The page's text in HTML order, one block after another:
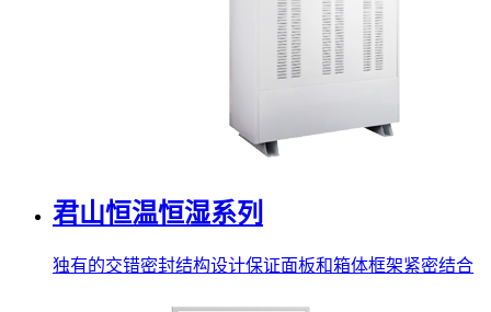
君山恒温恒湿系列
独有的交错密封结构设计保证面板和箱体框架紧密结合